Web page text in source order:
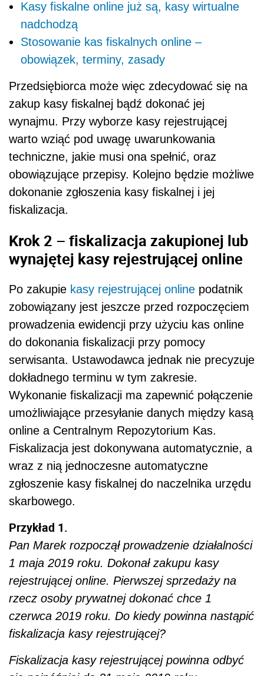
Kasy fiskalne online już są, kasy wirtualne
nadchodzą
Stosowanie kas fiskalnych online –
obowiązek, terminy, zasady
Przedsiębiorca może więc zdecydować się na
zakup kasy fiskalnej bądź dokonać jej
wynajmu. Przy wyborze kasy rejestrującej
warto wziąć pod uwagę uwarunkowania
techniczne, jakie musi ona spełnić, oraz
obowiązujące przepisy. Kolejno będzie możliwe
dokonanie zgłoszenia kasy fiskalnej i jej
fiskalizacja.
Krok 2 – fiskalizacja zakupionej lub
wynajętej kasy rejestrującej online
Po zakupie kasy rejestrującej online podatnik
zobowiązany jest jeszcze przed rozpoczęciem
prowadzenia ewidencji przy użyciu kas online
do dokonania fiskalizacji przy pomocy
serwisanta. Ustawodawca jednak nie precyzuje
dokładnego terminu w tym zakresie.
Wykonanie fiskalizacji ma zapewnić połączenie
umożliwiające przesyłanie danych między kasą
online a Centralnym Repozytorium Kas.
Fiskalizacja jest dokonywana automatycznie, a
wraz z nią jednoczesne automatyczne
zgłoszenie kasy fiskalnej do naczelnika urzędu
skarbowego.
Przykład 1.
Pan Marek rozpoczął prowadzenie działalności
1 maja 2019 roku. Dokonał zakupu kasy
rejestrującej online. Pierwszej sprzedaży na
rzecz osoby prywatnej dokonać chce 1
czerwca 2019 roku. Do kiedy powinna nastąpić
fiskalizacja kasy rejestrującej?
Fiskalizacja kasy rejestrującej powinna odbyć